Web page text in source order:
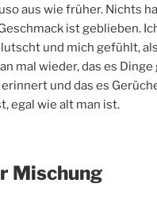
aus wie früher. Nichts
ist geblieben.
und mich gefühlt,
mal wieder, das es Dinge
und das es
egal wie alt man ist.
Mischung